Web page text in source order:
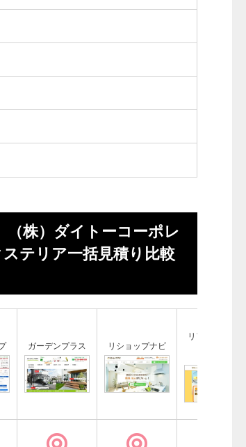
）ダイトーコーポレ
テリア一括見積り比較
ガーデンプラス リショップナビ
リフォーム比較